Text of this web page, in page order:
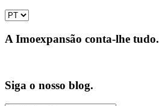
A Imoexpansão conta-lhe tudo.
Siga o nosso blog.